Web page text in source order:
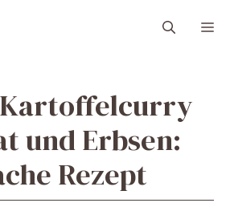
Kartoffelcurry
und Erbsen:
Rezept